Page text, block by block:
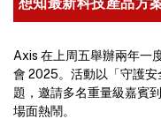
Axis 在上周五舉辦兩年一
會 2025。活動以「守護安
題，邀請多名重量級嘉賓
場面熱鬧。